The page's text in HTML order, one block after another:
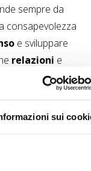
sui
sempre da
consapevolezza
e sviluppare
relazioni e
” vive